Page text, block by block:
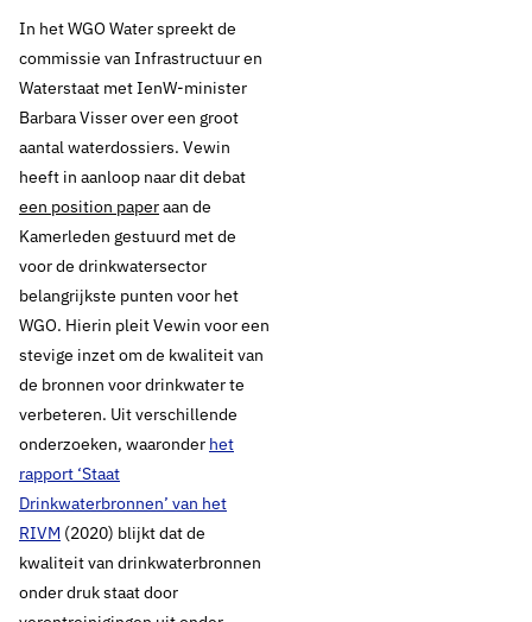
In het WGO Water spreekt de
commissie van Infrastructuur en
Waterstaat met IenW-minister
Barbara Visser over een groot
aantal waterdossiers. Vewin
heeft in aanloop naar dit debat
een position paperaan de
Kamerleden gestuurd met de
voor de drinkwatersector
belangrijkste punten voor het
WGO. Hierin pleit Vewin voor een
stevige inzet om de kwaliteit van
de bronnen voor drinkwater te
verbeteren. Uit verschillende
onderzoeken, waaronder het
rapport ‘Staat
Drinkwaterbronnen’ van het
RIVM (2020) blijkt dat de
kwaliteit van drinkwaterbronnen
onder druk staat door